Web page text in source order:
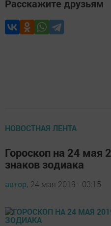
Расскажите друзьям
НОВОСТНАЯ ЛЕНТА
Гороскоп на 24 мая
знаков зодиака
автор, 24 мая 2019 - 03:15